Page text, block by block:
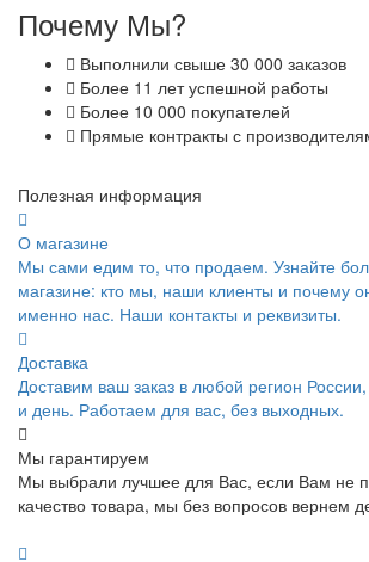
Почему Мы?
Выполнили свыше 30 000 заказов
Более 11 лет успешной работы
Более 10 000 покупателей
Прямые контракты с
Полезная информация
О магазине
Мы сами едим то, что продаем. Узнайте
магазине: кто мы, наши клиенты и почему
именно нас. Наши контакты и реквизиты.
Доставка
Доставим ваш заказ в любой регион
и день. Работаем для вас, без выходных.
Мы гарантируем
Мы выбрали лучшее для Вас, если Вам не
качество товара, мы без вопросов вернем